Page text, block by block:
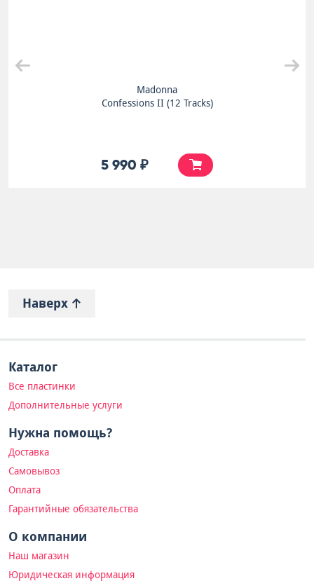
Madonna
Confessions II (12 Tracks)
5 990 ₽
Наверх
Каталог
Все пластинки
Дополнительные услуги
Нужна помощь?
Доставка
Самовывоз
Оплата
Гарантийные обязательства
О компании
Наш магазин
Юридическая информация